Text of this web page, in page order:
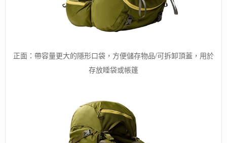
正面：帶容量更大的隱形口袋，方便儲存物品/可拆卸頂蓋，用於
存放睡袋或帳篷